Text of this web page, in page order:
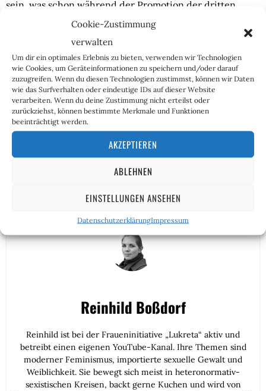
Cookie-Zustimmung
verwalten
Um dir ein optimales Erlebnis zu bieten, verwenden wir Technologien
wie Cookies, um Geräteinformationen zu speichern und/oder darauf
zuzugreifen. Wenn du diesen Technologien zustimmst, können wir Daten
wie das Surfverhalten oder eindeutige IDs auf dieser Website
verarbeiten. Wenn du deine Zustimmung nicht erteilst oder
zurückziehst, können bestimmte Merkmale und Funktionen
beeinträchtigt werden.
AKZEPTIEREN
ABLEHNEN
EINSTELLUNGEN ANSEHEN
DatenschutzerklärungImpressum
sein, was schon während der Promotion der dritten
Staffel von „Der Sommer, als ich schön wurde“ zu einigen
Zerwürfnissen mit seinen Co-Stars führte. Doch was
bleibt am Ende übrig?
Die American-Eagle-Outfitters-Kampagne geht viral, der
Werbespot von Dunkin’ geht viral, und sicherlich werden
auch noch einige andere Unternehmen früher oder
später folgen. Die meisten Menschen haben es satt, sich
von woken Ideologen vorschreiben zu lassen, was sie
schön zu finden haben, denn das wissen sie ganz
offensichtlich selbst.
Reinhild Boßdorf
Reinhild ist bei der Fraueninitiative „Lukreta“ aktiv und
betreibt einen eigenen YouTube-Kanal. Ihre Themen sind
moderner Feminismus, importierte sexuelle Gewalt und
Weiblichkeit. Sie bewegt sich meist in heteronormativ-
sexistischen Kreisen, backt gerne Kuchen und wird von